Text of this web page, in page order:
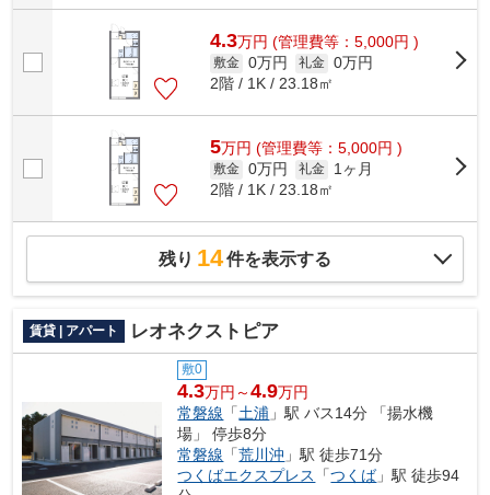
4.3万円 (管理費等：5,000円 )
敷金 0万円 礼金 0万円
2階 / 1K / 23.18㎡
5万円 (管理費等：5,000円 )
敷金 0万円 礼金
1ヶ月
2階 / 1K / 23.18㎡
残り 14件を表示する
賃貸 | アパート レオネクストピア
敷0
4.3万円～4.9万円
常磐線 「土浦 」駅 バス14分 「揚水機
場」 停歩8分
常磐線 「荒川沖 」駅 徒歩71分
つくばエクスプレス
「つくば」駅 徒歩94